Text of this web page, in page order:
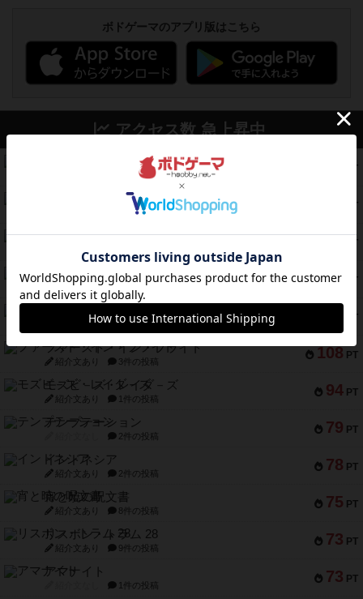
ボドゲーマのアプリ版はこちら
アクセス数 急上昇中
PT
1件の投稿
PT
無限まちがいさがし
2件の投稿
217 PT
ガルフストライク
203 PT
クルティボ
紹介文なし 1件の投稿
PT
紹介文あり 1件の投稿
108 PT
ファースト・イン・フライト
紹介文あり 3件の投稿
94 PT
モズビ－ズ・レイダ－ズ
紹介文あり 1件の投稿
79 PT
テンプテーション
2件の投稿
78 PT
インドネシア
紹介文あり 2件の投稿
75 PT
宵と暁の呪文書
紹介文あり 8件の投稿
73 PT
リスボン・トラム 28
紹介文あり 9件の投稿
73 PT
アマナイト
1件の投稿